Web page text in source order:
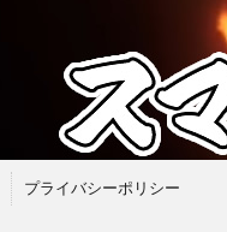
プライバシーポリシー